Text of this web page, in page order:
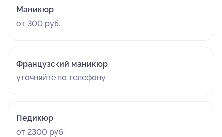
Маникюр
от 300 руб.
Французский маникюр
уточняйте по телефону
Педикюр
от 2300 руб.